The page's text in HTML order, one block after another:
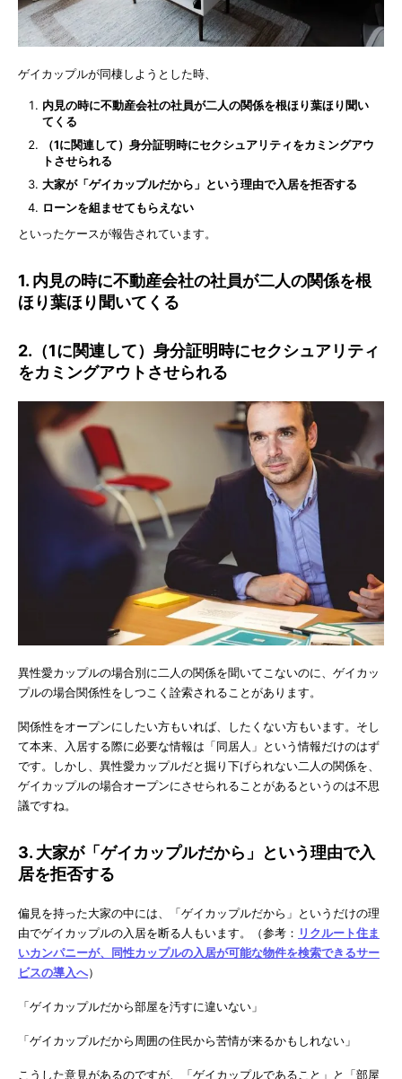
ゲイカップルが同棲しようとした時、
内見の時に不動産会社の社員が二人の関係を根ほり葉ほり聞い
てくる
（1に関連して）身分証明時にセクシュアリティをカミングアウ
トさせられる
大家が「ゲイカップルだから」という理由で入居を拒否する
ローンを組ませてもらえない
といったケースが報告されています。
1. 内見の時に不動産会社の社員が二人の関係を根
ほり葉ほり聞いてくる
2.（1に関連して）身分証明時にセクシュアリティ
をカミングアウトさせられる
異性愛カップルの場合別に二人の関係を聞いてこないのに、ゲイカッ
プルの場合関係性をしつこく詮索されることがあります。
関係性をオープンにしたい方もいれば、したくない方もいます。そし
て本来、入居する際に必要な情報は「同居人」という情報だけのはず
です。しかし、異性愛カップルだと掘り下げられない二人の関係を、
ゲイカップルの場合オープンにさせられることがあるというのは不思
議ですね。
3. 大家が「ゲイカップルだから」という理由で入
居を拒否する
偏見を持った大家の中には、「ゲイカップルだから」というだけの理
由でゲイカップルの入居を断る人もいます。（参考： リクルート住ま
いカンパニーが、同性カップルの入居が可能な物件を検索できるサー
ビスの導入へ）
「ゲイカップルだから部屋を汚すに違いない」
「ゲイカップルだから周囲の住民から苦情が来るかもしれない」
こうした意見があるのですが、「ゲイカップルであること」と「部屋